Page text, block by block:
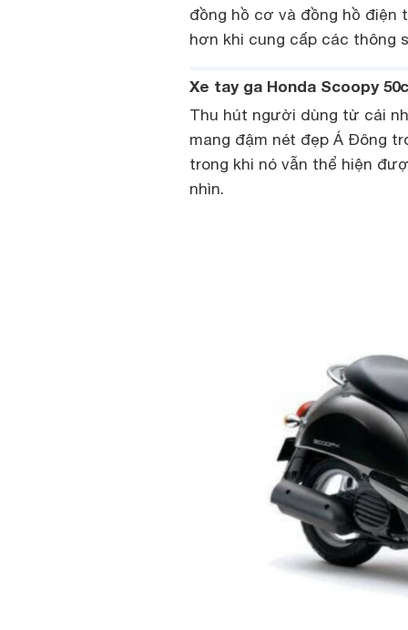
đồng hồ cơ và đồng hồ điện
hơn khi cung cấp các thông
Xe tay ga Honda Scoopy
Thu hút người dùng từ cái
mang đậm nét đẹp Á Đông
trong khi nó vẫn thể hiện
nhìn.